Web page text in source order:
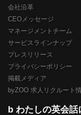
会社沿革
CEOメッセージ
マネージメントチーム
サービスラインナップ
プレスリリース
プライバシーポリシー
掲載メディア
byZOO 求人リクルート
b わたしの英会話